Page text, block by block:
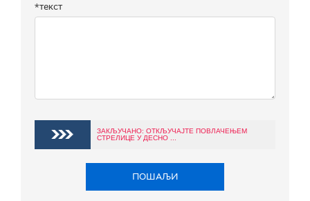
*текст
ЗАКЉУЧАНО: ОТКЉУЧАЈТЕ ПОВЛАЧЕЊЕМ
СТРЕЛИЦЕ У ДЕСНО ...
ПОШАЉИ